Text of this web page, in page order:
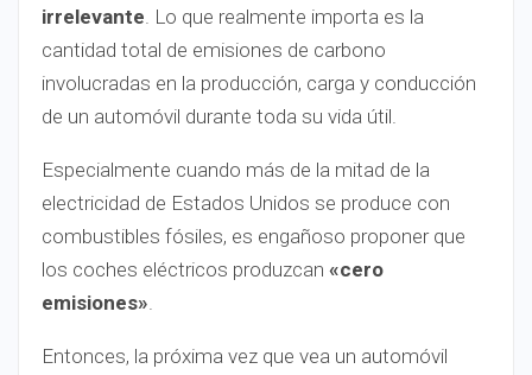
irrelevante Lo que realmente importa es la
cantidad total de emisiones de carbono
involucradas en la producción, carga y conducción
de un automóvil durante toda su vida útil.
Especialmente cuando más de la mitad de la
electricidad de Estados Unidos se produce con
combustibles fósiles, es engañoso proponer que
los coches eléctricos produzcan «cero
emisiones»
Entonces, la próxima vez que vea un automóvil